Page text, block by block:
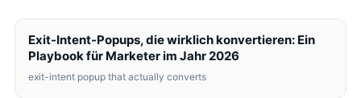
Exit-Intent-Popups, die wirklich konvertieren: Ein
Playbook für Marketer im Jahr 2026
exit-intent popup that actually converts